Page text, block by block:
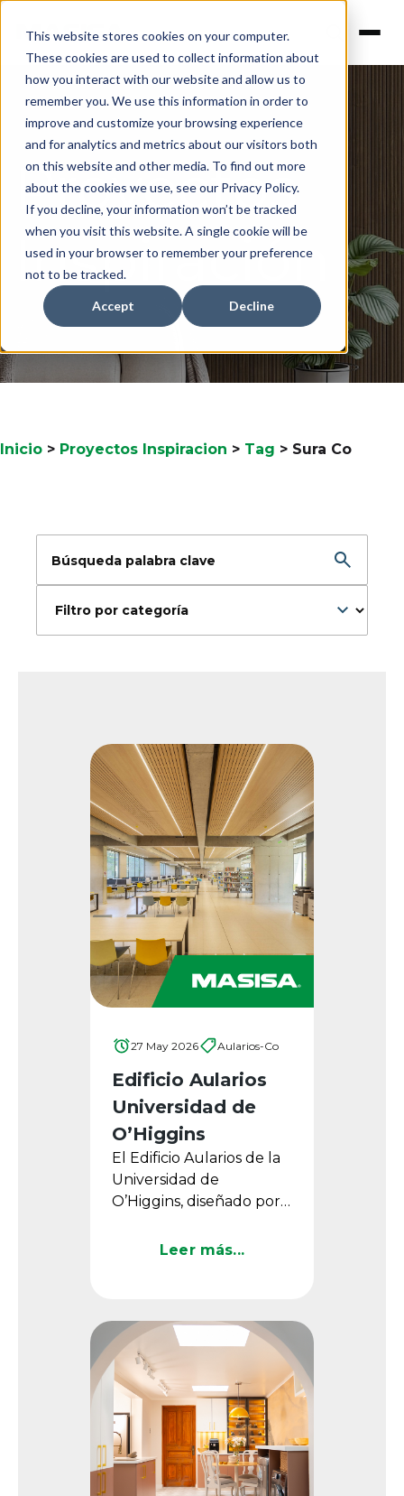
This website stores cookies on your computer.
These cookies are used to collect information about
how you interact with our website and allow us to
remember you. We use this information in order to
improve and customize your browsing experience
and for analytics and metrics about our visitors both
on this website and other media. To find out more
about the cookies we use, see our Privacy Policy.
If you decline, your information won’t be tracked
when you visit this website. A single cookie will be
used in your browser to remember your preference
not to be tracked.
Accept Decline
Proyectos
Inspiración
Inicio > Proyectos Inspiracion > Tag > Sura Co
27 May 2026 Aularios-Co
Edificio Aularios
Universidad de
O’Higgins
El Edificio Aularios de la
Universidad de
O’Higgins, diseñado por
Pino y Claudio
Leer más...